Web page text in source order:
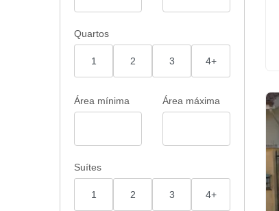
Quartos
1 2 3 4+
Área mínima Área máxima
Suítes
1 2 3 4+